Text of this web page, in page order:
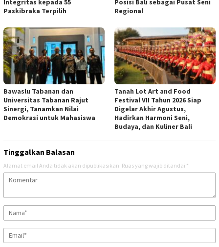
Integritas kepada 55
Paskibraka Terpilih
Posisi Bali sebagai Pusat Seni
Regional
Bawaslu Tabanan dan
Universitas Tabanan Rajut
Sinergi, Tanamkan Nilai
Demokrasi untuk Mahasiswa
Tanah Lot Art and Food
Festival VII Tahun 2026 Siap
Digelar Akhir Agustus,
Hadirkan Harmoni Seni,
Budaya, dan Kuliner Bali
Tinggalkan Balasan
Alamat email Anda tidak akan dipublikasikan. Ruas yang wajib ditandai *